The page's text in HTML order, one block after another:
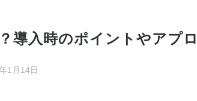
導入時のポイントやアプ
1月14日